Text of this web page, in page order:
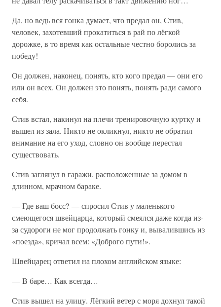
Да, но ведь вся гонка думает, что предал он, Стив,
человек, захотевший прокатиться в рай по лёгкой
дорожке, в то время как остальные честно боролись за
победу!
Он должен, наконец, понять, кто кого предал — они его
или он всех. Он должен это понять, понять ради самого
себя.
Стив встал, накинул на плечи тренировочную куртку и
вышел из зала. Никто не окликнул, никто не обратил
внимание на его уход, словно он вообще перестал
существовать.
Стив заглянул в гаражи, расположенные за домом в
длинном, мрачном бараке.
— Где ваш босс? — спросил Стив у маленького
смеющегося швейцарца, который смеялся даже когда из-
за судороги не мог продолжать гонку и, вывалившись из
«поезда», кричал всем: «Доброго пути!».
Швейцарец ответил на плохом английском языке:
— В баре… Как всегда…
Стив вышел на улицу. Лёгкий ветер с моря дохнул такой